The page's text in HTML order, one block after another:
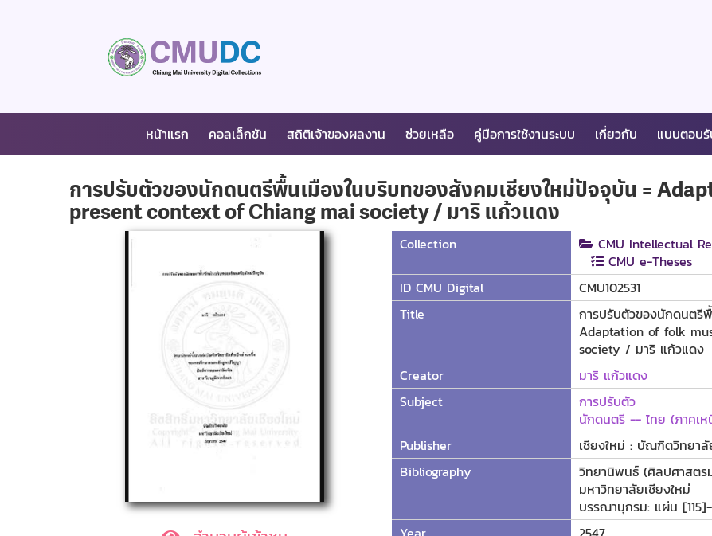
หน้าแรก คอลเล็กชัน สถิติเจ้าของผลงาน ช่วยเหลือ คู่มือการใช้งานระบบ เกี่ยวกับ แบบตอบ
การปรับตัวของนักดนตรีพื้นเมืองในบริบทของสังคมเชียงใหม่ปัจจุบัน =
present context of Chiang mai society / มาริ แก้วแดง
Collection
CMU Intellectual
CMU e-Theses
ID CMU Digital
CMU102531
Title
การปรับตัวของนักดนตรี
Adaptation of folk
society / มาริ แก้วแดง
Creator
มาริ แก้วแดง
Subject
การปรับตัว
นักดนตรี -- ไทย (ภาคเห
Publisher
เชียงใหม่ : บัณฑิตวิทยาลั
Bibliography
วิทยานิพนธ์ (ศิลปศาสต
มหาวิทยาลัยเชียงใหม่
บรรณานุกรม: แผ่น